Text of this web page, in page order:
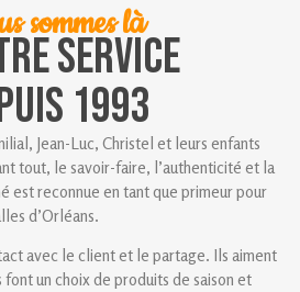
sommes là
service
1993
Jean-Luc, Christel et leurs enfants
tout, le savoir-faire, l’authenticité et la
est reconnue en tant que primeur pour
d’Orléans.
avec le client et le partage. Ils aiment
un choix de produits de saison et